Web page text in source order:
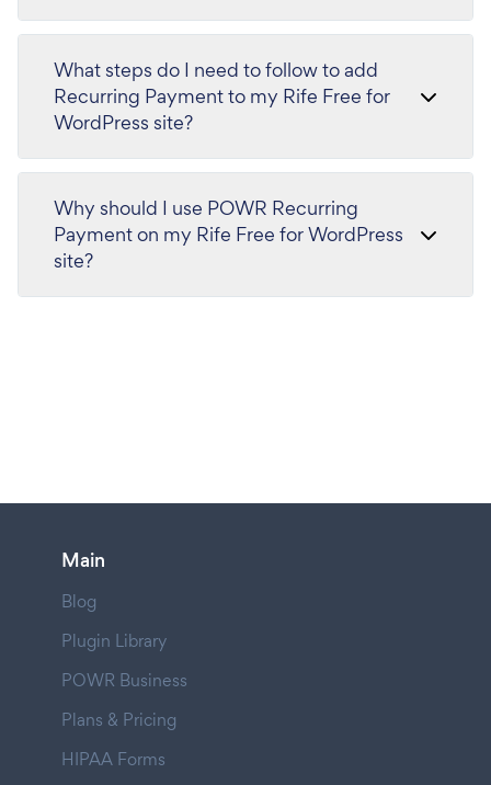
What steps do I need to follow to add
Recurring Payment to my Rife Free for
WordPress site?
Why should I use POWR Recurring
Payment on my Rife Free for WordPress
site?
Main
Blog
Plugin Library
POWR Business
Plans & Pricing
HIPAA Forms